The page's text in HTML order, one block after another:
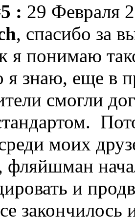
: 29 Февраля
, спасибо за
я понимаю
я знаю, еще в
смогли
моих
фляйшман
и